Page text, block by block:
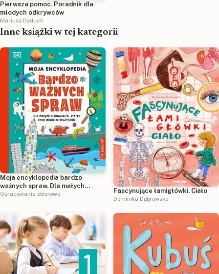
Pierwsza pomoc. Poradnik dla
młodych odkrywców
Mariusz Dyduch
Inne książki w tej kategorii
Moja encyklopedia bardzo
ważnych spraw. Dla małych
ciekawskich, którzy chcą
Opracowanie zbiorowe Fascynujące łamigłówki. Ciało
Dominika Dąbrowska